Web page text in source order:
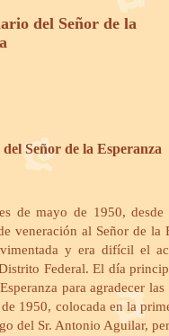
del Señor de la
Señor de la Esperanza
de mayo de 1950,
veneración al Señor de la
y era difícil el
Federal. El día
para agradecer
1950, colocada en la
del Sr. Antonio Aguilar,